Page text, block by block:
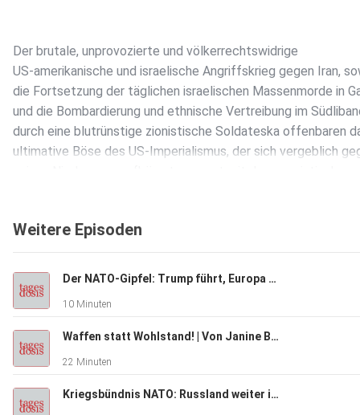
Der brutale, unprovozierte und völkerrechtswidrige
US-amerikanische und israelische Angriffskrieg gegen Iran,
die Fortsetzung der täglichen israelischen Massenmorde in
und die Bombardierung und ethnische Vertreibung im
durch eine blutrünstige zionistische Soldateska offenbaren
ultimative Böse des US-Imperialismus, der sich vergeblich
Heute erhält das infernalische Böse aus dem Westen weiter
Verstärkung in Form von zwei großen amphibischen
Landungsschiffen. Die USS Tripoli und die New Orleans, beide
zwischen 2.200 bis 2.500 US-Marine-Infanteristen an Bord
am Freitag, den 27. März 2026, am Persischen Golf erwartet.
Weitere Episoden
Der NATO-Gipfel: Trump führt, Europa folgt | Von Rainer Rupp
10 Minuten
Waffen statt Wohlstand! | Von Janine Beicht
22 Minuten
Kriegsbündnis NATO: Russland weiter im Visier | Von Tilo Gräser